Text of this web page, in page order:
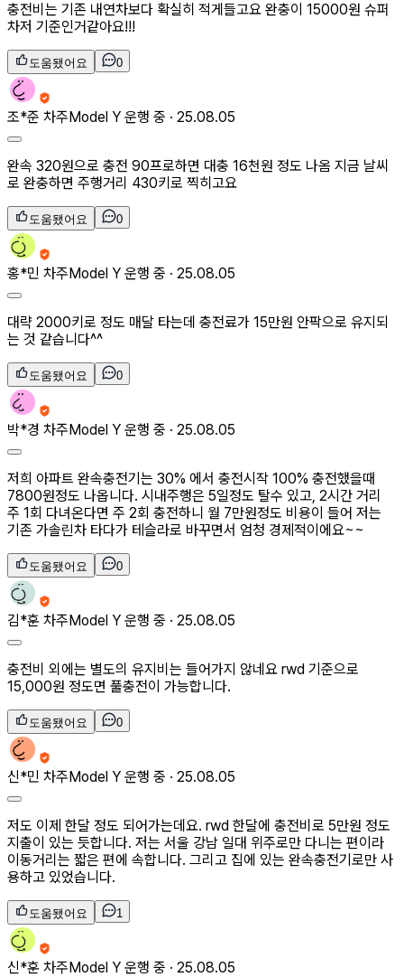
충전비는 기존 내연차보다 확실히 적게들고요 완충이 15000원 슈퍼
차저 기준인거같아요!!!
도움됐어요 0
조*준 차주Model Y 운행 중 · 25.08.05
완속 320원으로 충전 90프로하면 대충 16천원 정도 나옴 지금 날씨
로 완충하면 주행거리 430키로 찍히고요
도움됐어요 0
홍*민 차주Model Y 운행 중 · 25.08.05
대략 2000키로 정도 매달 타는데 충전료가 15만원 안팍으로 유지되
는 것 같습니다^^
도움됐어요 0
박*경 차주Model Y 운행 중 · 25.08.05
저희 아파트 완속충전기는 30% 에서 충전시작 100% 충전했을때
7800원정도 나옵니다. 시내주행은 5일정도 탈수 있고, 2시간 거리
주 1회 다녀온다면 주 2회 충전하니 월 7만원정도 비용이 들어 저는
기존 가솔린차 타다가 테슬라로 바꾸면서 엄청 경제적이에요~~
도움됐어요 0
김*훈 차주Model Y 운행 중 · 25.08.05
충전비 외에는 별도의 유지비는 들어가지 않네요 rwd 기준으로
15,000원 정도면 풀충전이 가능합니다.
도움됐어요 0
신*민 차주Model Y 운행 중 · 25.08.05
저도 이제 한달 정도 되어가는데요. rwd 한달에 충전비로 5만원 정도
지출이 있는 듯합니다. 저는 서울 강남 일대 위주로만 다니는 편이라
이동거리는 짧은 편에 속합니다. 그리고 집에 있는 완속충전기로만 사
용하고 있었습니다.
도움됐어요 1
신*훈 차주Model Y 운행 중 · 25.08.05